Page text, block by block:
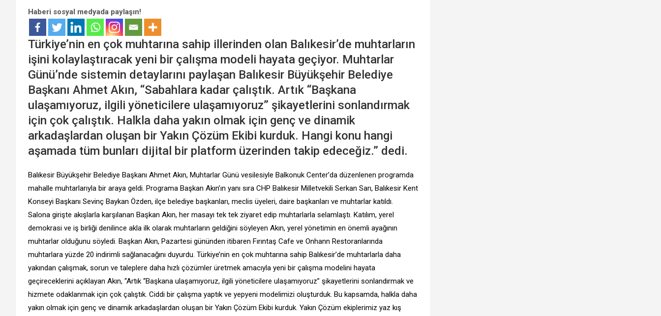
Haberi sosyal medyada paylaşın!
Türkiye’nin en çok muhtarına sahip illerinden olan Balıkesir’de muhtarların
işini kolaylaştıracak yeni bir çalışma modeli hayata geçiyor. Muhtarlar
Günü’nde sistemin detaylarını paylaşan Balıkesir Büyükşehir Belediye
Başkanı Ahmet Akın, “Sabahlara kadar çalıştık. Artık “Başkana
ulaşamıyoruz, ilgili yöneticilere ulaşamıyoruz” şikayetlerini sonlandırmak
için çok çalıştık. Halkla daha yakın olmak için genç ve dinamik
arkadaşlardan oluşan bir Yakın Çözüm Ekibi kurduk. Hangi konu hangi
aşamada tüm bunları dijital bir platform üzerinden takip edeceğiz.” dedi.
Balıkesir Büyükşehir Belediye Başkanı Ahmet Akın, Muhtarlar Günü vesilesiyle Balkonuk Center’da düzenlenen programda
mahalle muhtarlarıyla bir araya geldi. Programa Başkan Akın’ın yanı sıra CHP Balıkesir Milletvekili Serkan Sarı, Balıkesir Kent
Konseyi Başkanı Sevinç Baykan Özden, ilçe belediye başkanları, meclis üyeleri, daire başkanları ve muhtarlar katıldı.
Salona girişte akışlarla karşılanan Başkan Akın, her masayı tek tek ziyaret edip muhtarlarla selamlaştı. Katılım, yerel
demokrasi ve iş birliği denilince akla ilk olarak muhtarların geldiğini söyleyen Akın, yerel yönetimin en önemli ayağının
muhtarlar olduğunu söyledi. Başkan Akın, Pazartesi gününden itibaren Fırıntaş Cafe ve Onhann Restoranlarında
muhtarlara yüzde 20 indirimli sağlanacağını duyurdu. Türkiye’nin en çok muhtarına sahip Balıkesir’de muhtarlarla daha
yakından çalışmak, sorun ve taleplere daha hızlı çözümler üretmek amacıyla yeni bir çalışma modelini hayata
geçireceklerini açıklayan Akın, “Artık “Başkana ulaşamıyoruz, ilgili yöneticilere ulaşamıyoruz” şikayetlerini sonlandırmak ve
hizmete odaklanmak için çok çalıştık. Ciddi bir çalışma yaptık ve yepyeni modelimizi oluşturduk. Bu kapsamda, halkla daha
yakın olmak için genç ve dinamik arkadaşlardan oluşan bir Yakın Çözüm Ekibi kurduk. Yakın Çözüm ekiplerimiz yaz kış